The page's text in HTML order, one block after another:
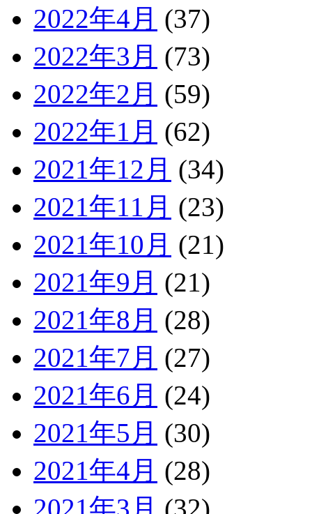
2022年4月 (37)
2022年3月 (73)
2022年2月 (59)
2022年1月 (62)
2021年12月 (34)
2021年11月 (23)
2021年10月 (21)
2021年9月 (21)
2021年8月 (28)
2021年7月 (27)
2021年6月 (24)
2021年5月 (30)
2021年4月 (28)